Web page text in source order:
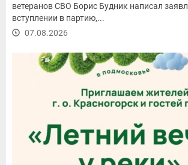
ветеранов СВО Борис Будник написал
вступлении в партию,...
07.08.2026